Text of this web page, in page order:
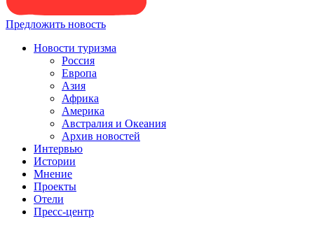
Предложить новость
Новости туризма
Россия
Европа
Азия
Африка
Америка
Австралия и Океания
Архив новостей
Интервью
Истории
Мнение
Проекты
Отели
Пресс-центр